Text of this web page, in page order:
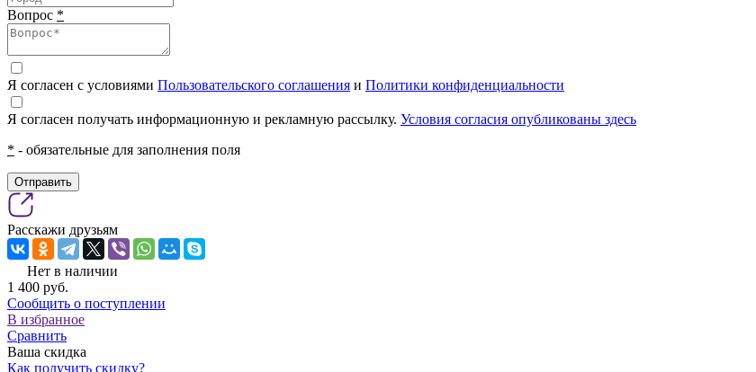
Вопрос *
Я согласен с условиями Пользовательского соглашения и Политики конфиденциальности
Я согласен получать информационную и рекламную рассылку. Условия согласия опубликованы здесь
* - обязательные для заполнения поля
Отправить
Расскажи друзьям
Нет в наличии
1 400 pуб.
Сообщить о поступлении
В избранное
Сравнить
Ваша скидка
Как получить скидку?